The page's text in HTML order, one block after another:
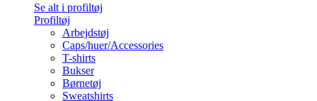
Se alt i profiltøj
Profiltøj
Arbejdstøj
Caps/huer/Accessories
T-shirts
Bukser
Børnetøj
Sweatshirts